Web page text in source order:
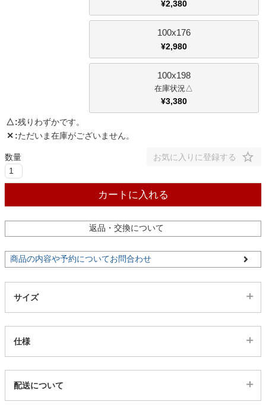
生活用品
家電・照明器具
インテリア雑貨
¥2,380
100x176
¥2,980
100x198
△
¥3,380
△ 残りわずかです。
✕ ただいま在庫がございません。
お気に入りに登録する
カートに入れる
返品・交換について
商品の内容や予約についてお問合わせ
サイズ
仕様
1ss336254
配送について